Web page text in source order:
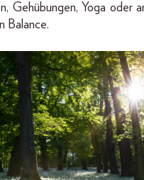
Gehübungen, Yoga oder
Balance.